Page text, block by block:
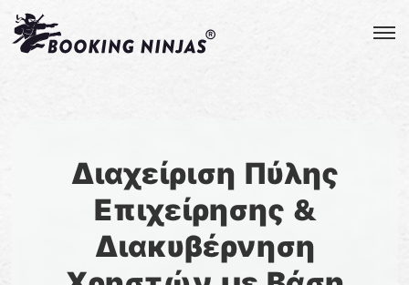
Διαχείριση Πύλης
Επιχείρησης &
Διακυβέρνηση